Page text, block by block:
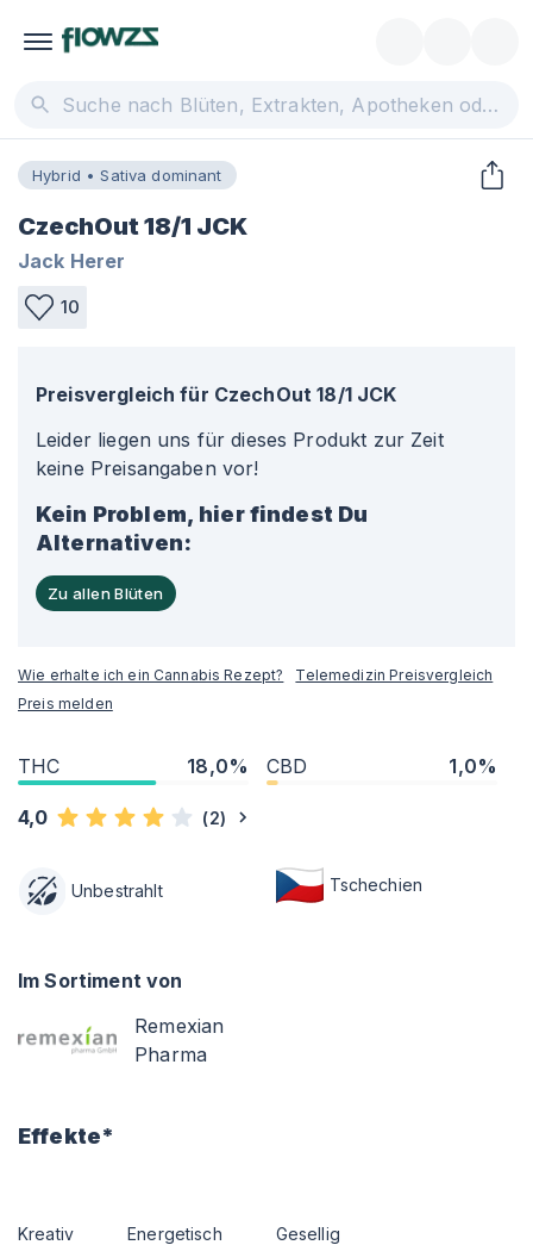
Hybrid • Sativa dominant
CzechOut 18/1 JCK
Jack Herer
10
Preisvergleich für CzechOut 18/1 JCK
Leider liegen uns für dieses Produkt zur Zeit
keine Preisangaben vor!
Kein Problem, hier findest Du
Alternativen:
Zu allen Blüten
Wie erhalte ich ein Cannabis Rezept?
Telemedizin Preisvergleich
Preis melden
THC 18,0% CBD 1,0%
4,0 (2)
Unbestrahlt Tschechien
Im Sortiment von
Remexian
Pharma
Effekte*
Kreativ Energetisch Gesellig